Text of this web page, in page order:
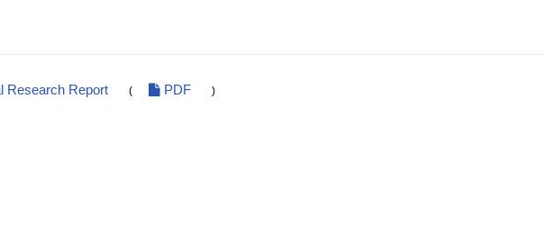
Research Report ( PDF )